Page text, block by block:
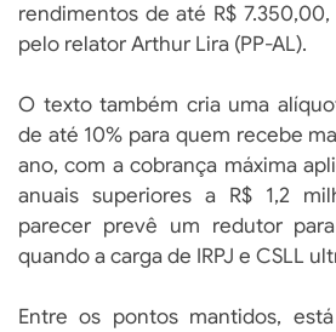
rendimentos de até R$
pelo relator Arthur Lira (PP-AL).
O texto também cria uma
de até 10% para quem recebe
ano, com a cobrança máxima
anuais superiores a R$ 1,2
parecer prevê um redutor
quando a carga de IRPJ e CSLL
Entre os pontos mantidos,